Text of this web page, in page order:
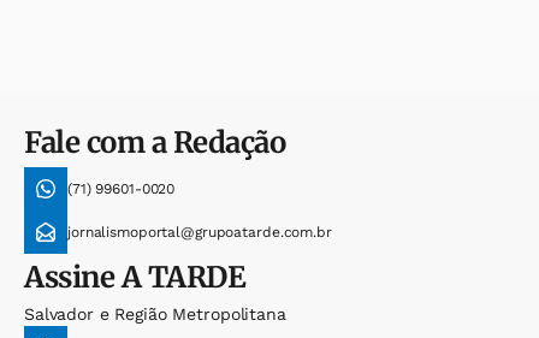
Fale com a Redação
(71) 99601-0020
jornalismoportal@grupoatarde.com.br
AssineA TARDE
Salvador e Região Metropolitana